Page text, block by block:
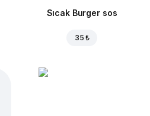
Sıcak Burger sos
35 ₺